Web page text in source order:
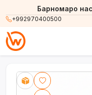
+992970400500
Барномаро